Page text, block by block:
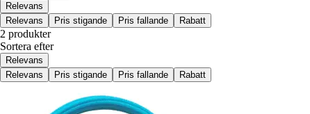
Relevans
Relevans
Pris stigande Pris fallande Rabatt
2 produkter
Sortera efter
Relevans
Relevans
Pris stigande Pris fallande Rabatt